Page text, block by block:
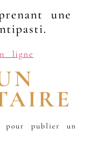
une
ligne
pour publier un